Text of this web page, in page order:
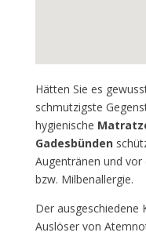
Hätten Sie es
schmutzigste
hygienische
Gadesbünden
Augentränen und
bzw. Milbenallergie.
Der ausgeschiedene
Auslöser von